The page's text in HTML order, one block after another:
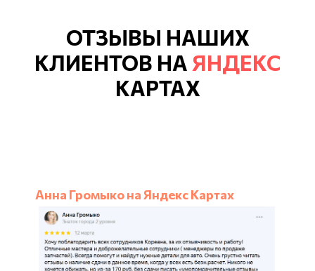
ОТЗЫВЫ НАШИХ
КЛИЕНТОВ НА ЯНДЕКС
КАРТАХ
Анна Громыко на Яндекс Картах